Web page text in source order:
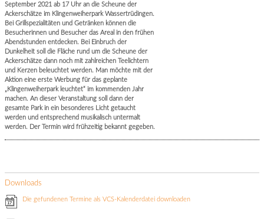
September 2021 ab 17 Uhr an die Scheune der
Ackerschätze im Klingenweiherpark Wassertrüdingen.
Bei Grillspezialitäten und Getränken können die
Besucherinnen und Besucher das Areal in den frühen
Abendstunden entdecken. Bei Einbruch der
Dunkelheit soll die Fläche rund um die Scheune der
Ackerschätze dann noch mit zahlreichen Teelichtern
und Kerzen beleuchtet werden. Man möchte mit der
Aktion eine erste Werbung für das geplante
„Klingenweiherpark leuchtet“ im kommenden Jahr
machen. An dieser Veranstaltung soll dann der
gesamte Park in ein besonderes Licht getaucht
werden und entsprechend musikalisch untermalt
werden. Der Termin wird frühzeitig bekannt gegeben.
Downloads
Die gefundenen Termine als VCS-Kalenderdatei downloaden